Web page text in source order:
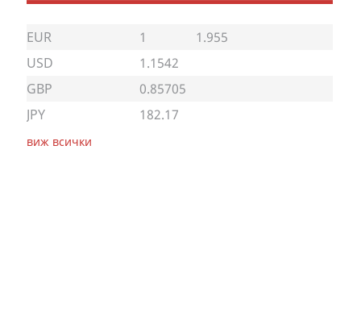
EUR 1
1.955
USD
1.1542
GBP
0.85705
JPY
182.17
виж всички